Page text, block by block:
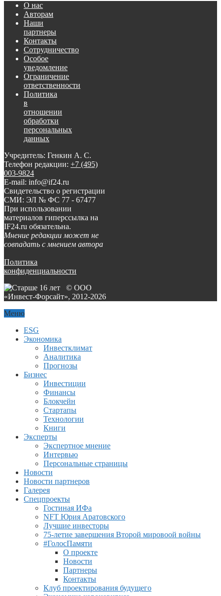
О нас
Авторам
Наши
партнеры
Контакты
Сотрудничество
Особое
уведомление
Ограничение
ответственности
Политика
в
отношении
обработки
персональных
данных
Учредитель: Генкин А. С.
Телефон редакции: +7 (495)
003-9824
E-mail: info@if24.ru
Свидетельство о регистрации
СМИ: ЭЛ № ФС 77 - 67477
При использовании
материалов гиперссылка на
IF24.ru обязательна.
Мнение редакции может не
совпадать с мнением автора
Политика
конфиденциальности
© ООО
«Инвест-Форсайт», 2012-2026
Меню
ESG
Экономика
Инвестклимат
Аналитика
Прогнозы
Бизнес
Инвестиции
Финансы
Блокчейн
Стартапы
Технологии
Книги
Эксперты
Экспертное мнение
Интервью
Персональные страницы
Новости
Новости партнеров
Галерея
Спецпроекты
Гостиная ИФа
NFT Юрия Аратовского
Лучшие инвесторы
75-летие завершения Второй мировоой войны
#ГолосПамяти
О проекте
Новости
Партнеры
Контакты
Клуб проектирования будущего